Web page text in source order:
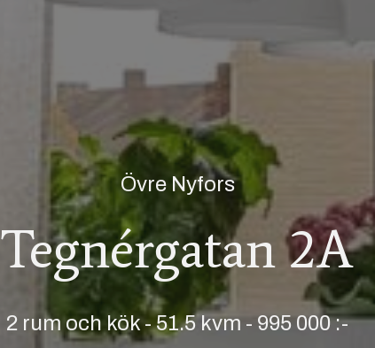
Övre Nyfors
Tegnérgatan 2A
2 rum och kök-51.5 kvm - 995 000 :-